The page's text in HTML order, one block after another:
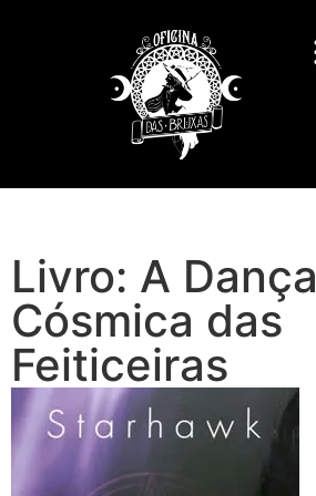
Livro: A Dança
Cósmica das
Feiticeiras